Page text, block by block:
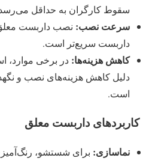
سقوط کارگران به حداقل
سرعت نصب: نصب داربست معلق
داربست سریع‌تر است.
کاهش هزینه‌ها: در برخی موارد،
دلیل کاهش هزینه‌های نصب و
است.
کاربردهای داربست معلق
نماسازی: برای شستشو،